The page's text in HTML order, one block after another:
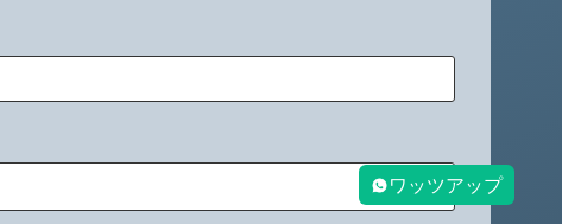
ワッツアップ